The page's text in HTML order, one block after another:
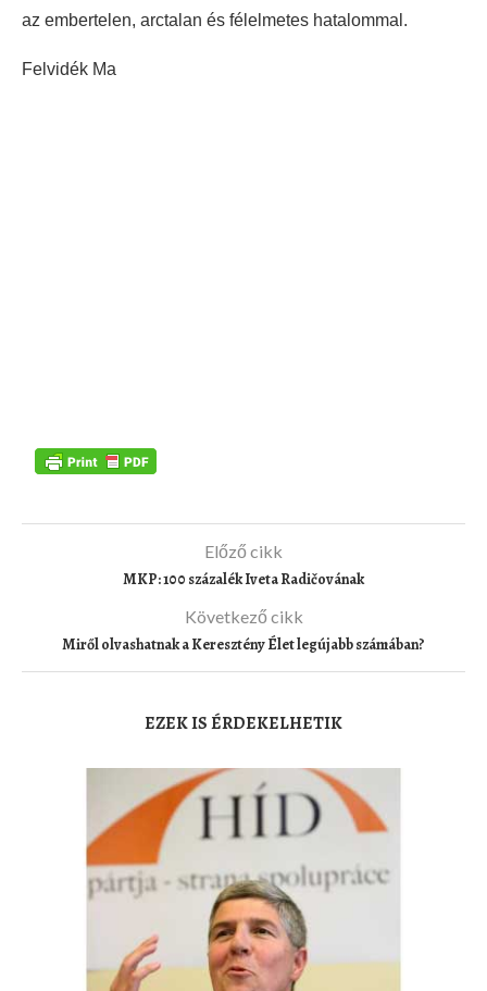
az embertelen, arctalan és félelmetes hatalommal.
Felvidék Ma
Előző cikk
MKP: 100 százalék Iveta Radičovának
Következő cikk
Miről olvashatnak a Keresztény Élet legújabb számában?
EZEK IS ÉRDEKELHETIK